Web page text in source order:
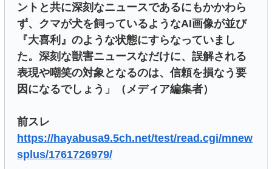
ントと共に深刻なニュースであるにもかかわら
ず、クマが犬を飼っているようなAI画像が並び
『大喜利』のような状態にすらなっていまし
た。深刻な獣害ニュースなだけに、誤解される
表現や嘲笑の対象となるのは、信頼を損なう要
因になるでしょう」（メディア編集者）
前スレ
https://hayabusa9.5ch.net/test/read.cgi/mnew
splus/1761726979/